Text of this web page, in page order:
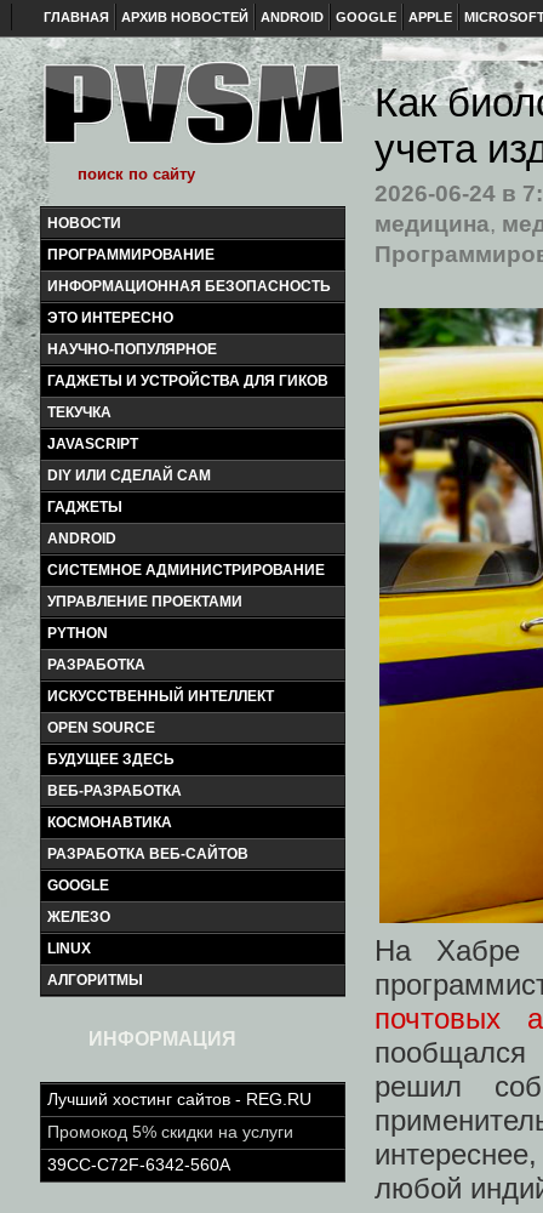
ГЛАВНАЯ АРХИВ НОВОСТЕЙ ANDROID GOOGLE APPLE
НОВОСТИ
ПРОГРАММИРОВАНИЕ
ИНФОРМАЦИОННАЯ БЕЗОПАСНОСТЬ
ЭТО ИНТЕРЕСНО
НАУЧНО-ПОПУЛЯРНОЕ
ГАДЖЕТЫ И УСТРОЙСТВА ДЛЯ ГИКОВ
ТЕКУЧКА
JAVASCRIPT
DIY ИЛИ СДЕЛАЙ САМ
ГАДЖЕТЫ
ANDROID
СИСТЕМНОЕ АДМИНИСТРИРОВАНИЕ
УПРАВЛЕНИЕ ПРОЕКТАМИ
PYTHON
РАЗРАБОТКА
ИСКУССТВЕННЫЙ ИНТЕЛЛЕКТ
OPEN SOURCE
БУДУЩЕЕ ЗДЕСЬ
ВЕБ-РАЗРАБОТКА
КОСМОНАВТИКА
РАЗРАБОТКА ВЕБ-САЙТОВ
GOOGLE
ЖЕЛЕЗО
LINUX
АЛГОРИТМЫ
ИНФОРМАЦИЯ
Лучший хостинг сайтов - REG.RU
Промокод 5% скидки на услуги
39CC-C72F-6342-560A
Как
учета
2026-06-24 в
медицина,
На Хабре
почтовых
решил
любой